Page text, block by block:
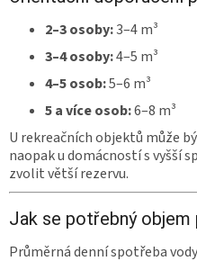
2–3 osoby:3–4 m³
3–4 osoby:4–5 m³
4–5 osob:5–6 m³
5 a více osob:6–8 m³
U rekreačních objektů může
naopak u domácností s vyšší
zvolit větší rezervu.
Jak se potřebný objem
Průměrná denní spotřeba